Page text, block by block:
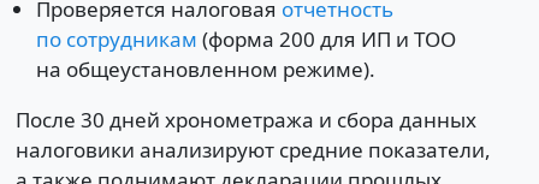
Проверяется налоговая отчетность
по сотрудникам (форма 200 для ИП и ТОО
на общеустановленном режиме).
После 30 дней хронометража и сбора данных
налоговики анализируют средние показатели,